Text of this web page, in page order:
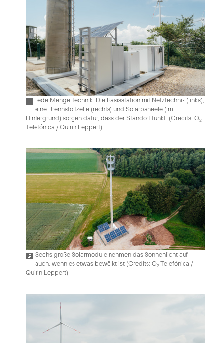
Jede Menge Technik: Die Basisstation mit Netztechnik (links),
eine Brennstoffzelle (rechts) und Solarpaneele (im
Hintergrund) sorgen dafür, dass der Standort funkt. (Credits: O2
Telefónica / Quirin Leppert)
Sechs große Solarmodule nehmen das Sonnenlicht auf –
auch, wenn es etwas bewölkt ist (Credits: O2Telefónica /
Quirin Leppert)